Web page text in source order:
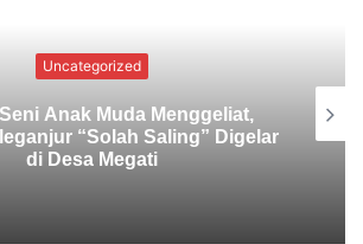
Hukum
Pagar GWK,
: Akar Masalah dari Kasus Ini
Harus Diusut Tuntas